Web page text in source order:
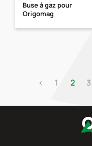
Buse à gaz pour
Origomag
‹ 1 2 3